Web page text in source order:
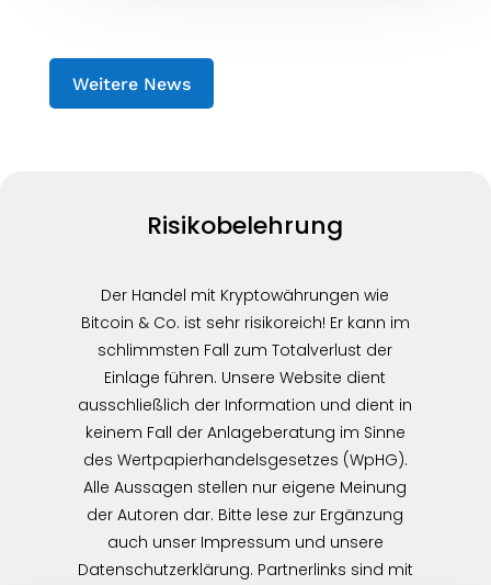
Weitere News
Risikobelehrung
Der Handel mit Kryptowährungen wie
Bitcoin & Co. ist sehr risikoreich! Er kann im
schlimmsten Fall zum Totalverlust der
Einlage führen. Unsere Website dient
ausschließlich der Information und dient in
keinem Fall der Anlageberatung im Sinne
des Wertpapierhandelsgesetzes (WpHG).
Alle Aussagen stellen nur eigene Meinung
der Autoren dar. Bitte lese zur Ergänzung
auch unser Impressum und unsere
Datenschutzerklärung. Partnerlinks sind mit